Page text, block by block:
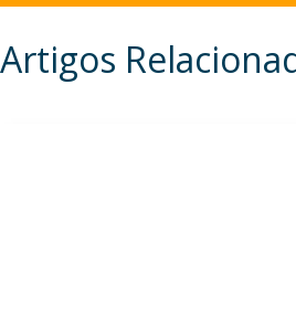
Artigos